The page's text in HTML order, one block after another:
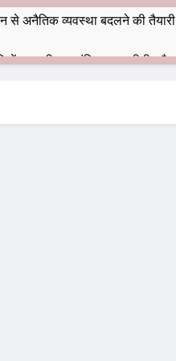
से अनैतिक व्यवस्था बदलने की तैयारी